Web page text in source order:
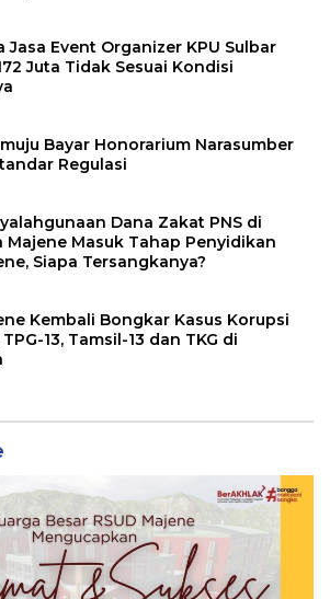
Jasa Event Organizer KPU Sulbar
Juta Tidak Sesuai Kondisi
Bayar Honorarium Narasumber
Regulasi
Dana Zakat PNS di
Majene Masuk Tahap Penyidikan
Siapa Tersangkanya?
Kembali Bongkar Kasus Korupsi
13, Tamsil-13 dan TKG di